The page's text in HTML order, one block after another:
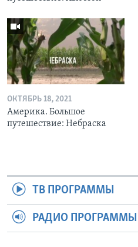
ОКТЯБРЬ 18, 2021
Америка. Большое
путешествие: Небраска
ТВ ПРОГРАММЫ
РАДИО ПРОГРАММЫ